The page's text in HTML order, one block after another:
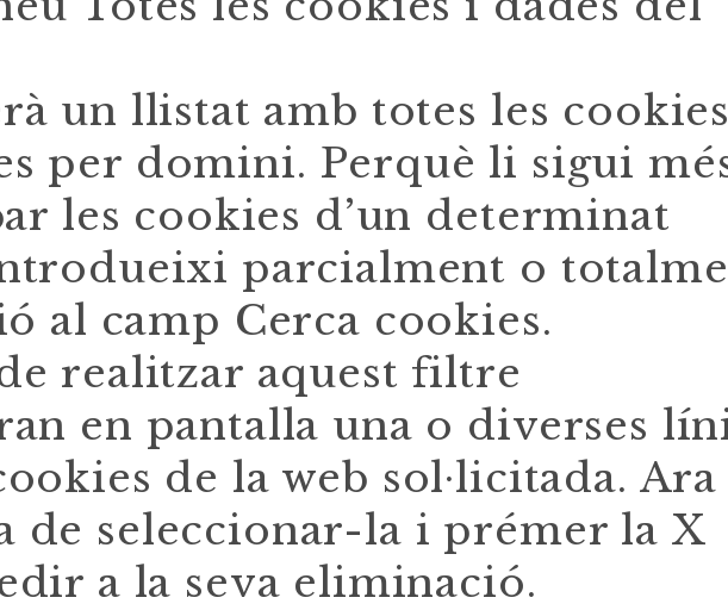
un llistat amb totes les
per domini. Perquè li sigui
les cookies d’un determinat
parcialment o
al camp Cerca cookies.
realitzar aquest filtre
en pantalla una o diverses
de la web sol·licitada. Ara
de seleccionar-la i prémer la X
a la seva eliminació.